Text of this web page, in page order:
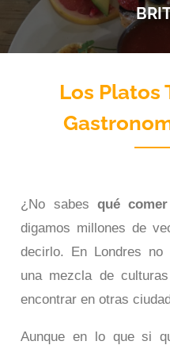
Los Platos
¿No sabes qué
digamos millones de
decirlo. En Londres
una mezcla de
encontrar en otras
Aunque en lo que si